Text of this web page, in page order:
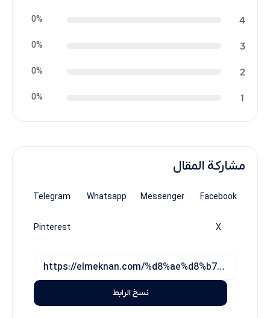
4
0%
3
0%
2
0%
1
0%
مشاركة المقال
Facebook
Messenger
Whatsapp
Telegram
X
Pinterest
نسخ الرابط